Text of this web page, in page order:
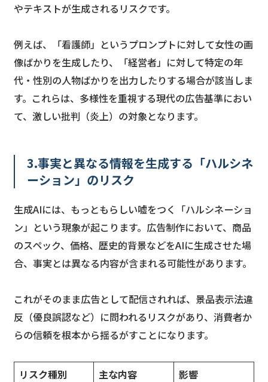
やテキストが生成されるリスクです。
例えば、「看護師」というプロンプトに対して女性の画
像ばかりを生成したり、「経営者」に対して特定の年
代・性別の人物ばかりを出力したりする場合が該当しま
す。これらは、多様性を重視する現代の広告基準におい
て、激しい批判（炎上）の対象となります。
3.事実と異なる情報を生成する「ハルシネ
ーション」のリスク
生成AIには、もっともらしい嘘をつく「ハルシネーショ
ン」という現象が起こります。広告制作において、商品
のスペック、価格、歴史的背景などをAIに生成させた場
合、事実とは異なる内容が含まれる可能性があります。
これがそのまま広告として配信されれば、景品表示法違
反（優良誤認など）に問われるリスクがあり、消費者か
らの信頼を根本から揺るがすことになります。
リスク種別 主な内容 影響